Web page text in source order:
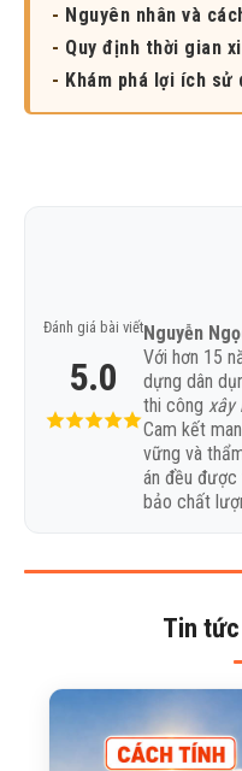
- Nguyên nhân và
- Quy định thời gian
- Khám phá lợi ích sử
Đánh giá bài viết
5.0
Nguyễn
Với hơn 15
dựng dân
thi công xây
Cam kết
vững và
án đều
bảo chất
Tin